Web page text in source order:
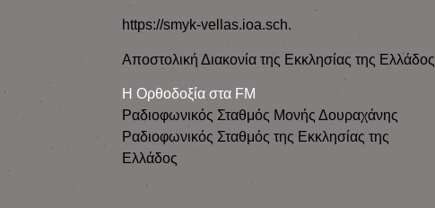
https://smyk-vellas.ioa.sch.
Αποστολική Διακονία της Εκκλησίας της Ελλάδος
Η Ορθοδοξία στα FM
Ραδιοφωνικός Σταθμός Μονής Δουραχάνης
Ραδιοφωνικός Σταθμός της Εκκλησίας της
Ελλάδος